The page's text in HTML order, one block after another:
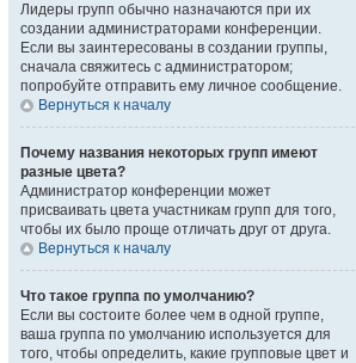
Лидеры групп обычно назначаются при их
создании администраторами конференции.
Если вы заинтересованы в создании группы,
сначала свяжитесь с администратором;
попробуйте отправить ему личное сообщение.
Вернуться к началу
Почему названия некоторых групп имеют
разные цвета?
Администратор конференции может
присваивать цвета участникам групп для того,
чтобы их было проще отличать друг от друга.
Вернуться к началу
Что такое группа по умолчанию?
Если вы состоите более чем в одной группе,
ваша группа по умолчанию используется для
того, чтобы определить, какие групповые цвет и